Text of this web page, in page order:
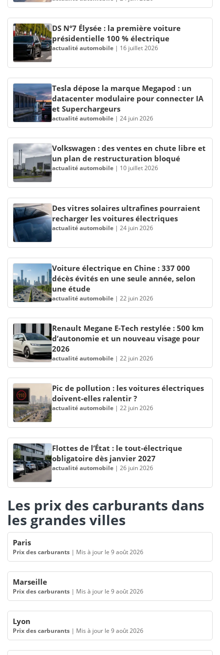
DS N°7 Élysée : la première voiture
présidentielle 100 % électrique
actualité automobile | 16 juillet 2026
Tesla dépose la marque Megapod : un
datacenter modulaire pour connecter IA
et Superchargeurs
actualité automobile | 24 juin 2026
Volkswagen : des ventes en chute libre et
un plan de restructuration bloqué
actualité automobile | 10 juillet 2026
Des vitres solaires ultrafines pourraient
recharger les voitures électriques
actualité automobile | 24 juin 2026
Voiture électrique en Chine : 337 000
décès évités en une seule année, selon
une étude
actualité automobile | 22 juin 2026
Renault Megane E-Tech restylée : 500 km
d’autonomie et un nouveau visage pour
2026
actualité automobile | 22 juin 2026
Pic de pollution : les voitures électriques
doivent-elles ralentir ?
actualité automobile | 22 juin 2026
Flottes de l’État : le tout-électrique
obligatoire dès janvier 2027
actualité automobile | 26 juin 2026
Les prix des carburants dans
les grandes villes
Paris
Prix des carburants | Mis à jour le 9 août 2026
Marseille
Prix des carburants | Mis à jour le 9 août 2026
Lyon
Prix des carburants | Mis à jour le 9 août 2026